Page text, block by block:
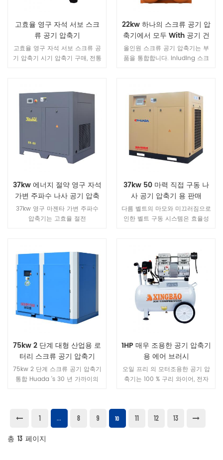
고효율 영구 자석 서보 스크
류 공기 압축기
고효율 영구 자석 서보 스크류 공
기 압축기 시기 압축기 구매, 전통
입니다 .HUADA 영구 자기 주파수
변환 나사 공기 압축기 저장 35-
45 % 에너지 더 보다 공통 (고정
주파수) 공기 압축기. 1. 직접 드라
이브 분리 구조, 완전히 밀폐 됨
IE4 영구 자석 모터보호 수준 사용
IP54 영구 자석 모터, 쉬운 유지
다 개방형 보호 수준
IP23.Protection 레벨 IP23 150
℃에서 자기 손실에 대한 자기 모
터 최종 온도 .Air 강한 자석을 사
할 수 있습니다. IP54 영구 자기
모터 더 안전, 더 효율적, 더 많은
에너지 절약. 2. 특수 센서리스 개
루프 제어 기술 인버터직접 사용
도 제어 system.Via 시작하기 위
하여 점차적으로 증가 된 주파수
변환기, 인코더를 남겨 두십시오,
회전식 오일 필터를 사용하고, 윤
활유 내부의 불순물을 완전히 필
터링하고, 내부에 설치된 온도 제
어 밸브를 사용하고, 다른 지역의
지 마십시오. 4. 지능형 터치 스크
린 작동컴퓨터 컨트롤러, 인간화
된 작동 인터페이스를 사용하여
22kw 하나의 스크류 공기 압
축기에서 모두 With 공기 건
조기
올인원 스크류 공기 압축기는 부
품을 통합합니다. inluding 스크
라인 연결을 통해 스크류 기계, 공
기 저장 탱크, 냉동 식 건조기 및
정밀 필터를 통합하므로 사용자
사이트는 장비의 보조 파이프 라
인을 연결할 필요가 없습니다.설
치가 편리하고 사용이 간단하며
이동이 유연합니다.
37kw 에너지 절약 영구 자석
가변 주파수 나사 공기 압축
기
37kw 영구 마젠타 가변 주파수
압축기는 고효율 절전
37kw 50 마력 직접 구동 나
사 공기 압축기 용 판매
다름 벨트의 마모와 미끄러짐으로
인한 벨트 구동 시스템은 효율성
정한 흐름을 보장하는 것입니다.
75kw 2 단계 대형 산업용 로
터리 스크류 공기 압축기
75kw 2 단계 스크류 공기 압축기
통합 Huada 's 30 년 가까이의
의 변위, 글로벌 시장 수요를 능가
합니다.최고 성능과 최고 품질의
공기 압축기입니다.
1HP 매우 조용한 공기 압축기
용 에어 브러시
오일 프리 의 모터조용한 공기 압
축기는 100 % 구리 와이어, 전자
됨 고품질 components.It 치과
및 식품과 같이 대기 질 요구 사항
이 높은 산업에 적합합니다 .It 전
1 ... 8 9 10 11 12 13
총 13 페이지